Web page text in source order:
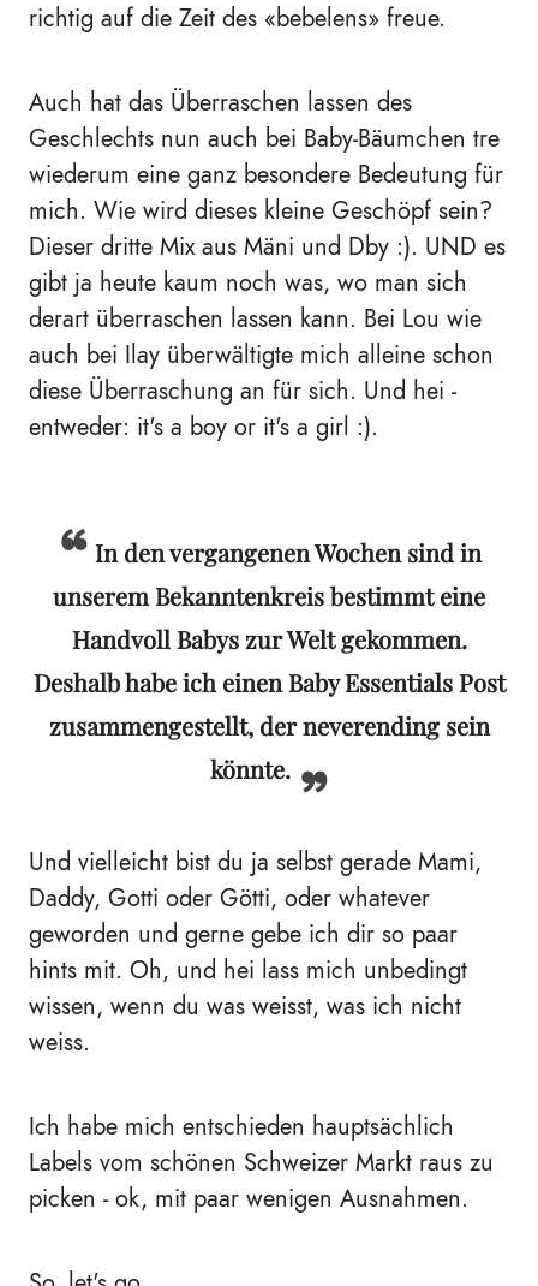
richtig auf die Zeit des «bebelens» freue.
Auch hat das Überraschen lassen des
Geschlechts nun auch bei Baby-Bäumchen tre
wiederum eine ganz besondere Bedeutung für
mich. Wie wird dieses kleine Geschöpf sein?
Dieser dritte Mix aus Mäni und Dby :). UND es
gibt ja heute kaum noch was, wo man sich
derart überraschen lassen kann. Bei Lou wie
auch bei Ilay überwältigte mich alleine schon
diese Überraschung an für sich. Und hei -
entweder: it's a boy or it's a girl :).
In den vergangenen Wochen sind in
unserem Bekanntenkreis bestimmt eine
Handvoll Babys zur Welt gekommen.
Deshalb habe ich einen Baby Essentials Post
zusammengestellt, der neverending sein
könnte.
Und vielleicht bist du ja selbst gerade Mami,
Daddy, Gotti oder Götti, oder whatever
geworden und gerne gebe ich dir so paar
hints mit. Oh, und hei lass mich unbedingt
wissen, wenn du was weisst, was ich nicht
weiss.
Ich habe mich entschieden hauptsächlich
Labels vom schönen Schweizer Markt raus zu
picken - ok, mit paar wenigen Ausnahmen.